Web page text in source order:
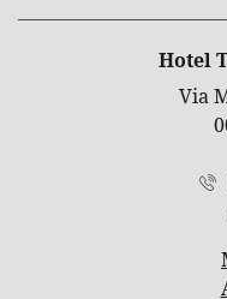
DIRECCIÓN
Hotel
Via